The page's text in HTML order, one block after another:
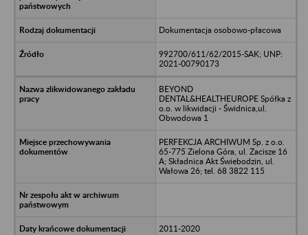
Dokumentacja osobowo-płacowa
992700/611/62/2015-SAK; UNP:
2021-00790173
BEYOND
DENTAL&HEALTHEUROPE Spółka z
o.o. w likwidacji - Świdnica,ul.
Obwodowa 1
PERFEKCJA ARCHIWUM Sp. z o.o.
65-775 Zielona Góra, ul. Zacisze 16
A; Składnica Akt Świebodzin, ul.
Wałowa 26; tel. 68 3822 115
2011-2020